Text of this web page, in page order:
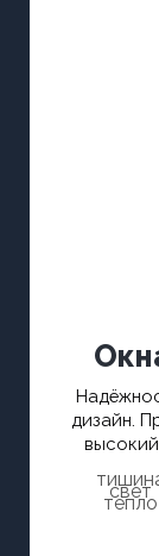
дизайн.
свет
тепло